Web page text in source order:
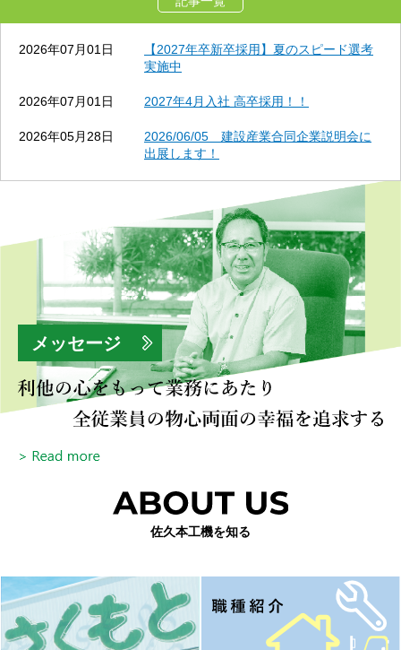
2026年07月01日
【2027年卒新卒採用】夏のスピード選考
実施中
2026年07月01日 2027年4月入社 高卒採用！！
2026年05月28日
2026/06/05 建設産業合同企業説明会に
出展します！
メッセージ
佐久本工機を知る